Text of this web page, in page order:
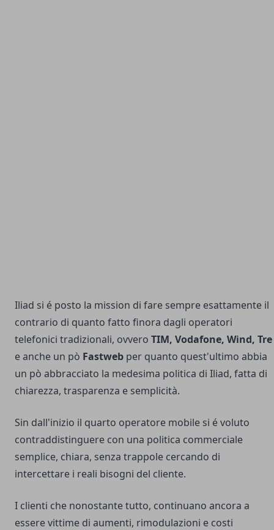
Iliad si é posto la mission di fare sempre esattamente il
contrario di quanto fatto finora dagli operatori
telefonici tradizionali, ovvero TIM, Vodafone, Wind, Tre
e anche un pò Fastweb per quanto quest'ultimo abbia
un pò abbracciato la medesima politica di Iliad, fatta di
chiarezza, trasparenza e semplicità.
Sin dall'inizio il quarto operatore mobile si é voluto
contraddistinguere con una politica commerciale
semplice, chiara, senza trappole cercando di
intercettare i reali bisogni del cliente.
I clienti che nonostante tutto, continuano ancora a
essere vittime di aumenti, rimodulazioni e costi